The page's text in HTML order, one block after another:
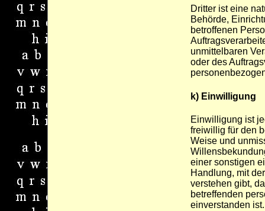
Dritter ist eine
Behörde,
betroffenen
unmittelbaren
oder des
k) Einwilligung
Einwilligung ist
freiwillig für den
Weise und
einer sonstigen
Handlung, mit
verstehen gibt,
betreffenden
einverstanden ist.